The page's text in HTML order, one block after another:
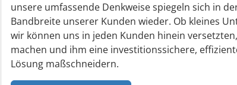
unsere umfassende Denkweise spiegeln sich in
Bandbreite unserer Kunden wieder. Ob kleines
wir können uns in jeden Kunden hinein
machen und ihm eine investitionssichere,
Lösung maßschneidern.